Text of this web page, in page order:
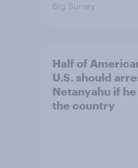
Big Survey
Half of
U.S. should
Netanyahu if
the country